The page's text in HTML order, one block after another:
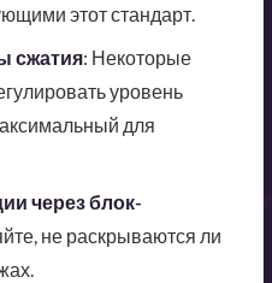
этот стандарт.
сжатия: Некоторые
уровень
для
через блок-
не раскрываются ли